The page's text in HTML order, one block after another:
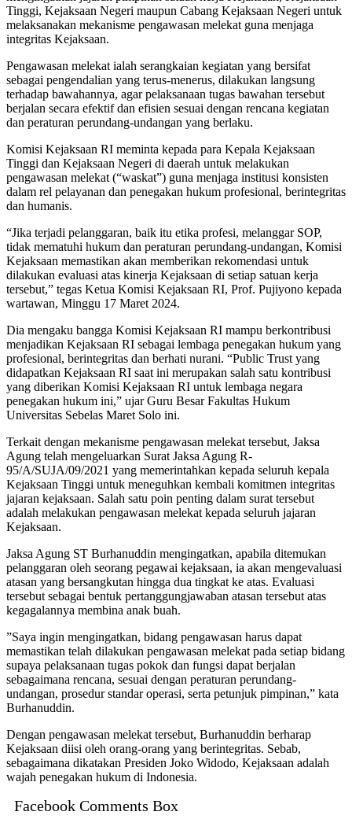
Tinggi, Kejaksaan Negeri maupun Cabang Kejaksaan Negeri untuk
melaksanakan mekanisme pengawasan melekat guna menjaga
integritas Kejaksaan.
Pengawasan melekat ialah serangkaian kegiatan yang bersifat
sebagai pengendalian yang terus-menerus, dilakukan langsung
terhadap bawahannya, agar pelaksanaan tugas bawahan tersebut
berjalan secara efektif dan efisien sesuai dengan rencana kegiatan
dan peraturan perundang-undangan yang berlaku.
Komisi Kejaksaan RI meminta kepada para Kepala Kejaksaan
Tinggi dan Kejaksaan Negeri di daerah untuk melakukan
pengawasan melekat (“waskat”) guna menjaga institusi konsisten
dalam rel pelayanan dan penegakan hukum profesional, berintegritas
dan humanis.
“Jika terjadi pelanggaran, baik itu etika profesi, melanggar SOP,
tidak mematuhi hukum dan peraturan perundang-undangan, Komisi
Kejaksaan memastikan akan memberikan rekomendasi untuk
dilakukan evaluasi atas kinerja Kejaksaan di setiap satuan kerja
tersebut,” tegas Ketua Komisi Kejaksaan RI, Prof. Pujiyono kepada
wartawan, Minggu 17 Maret 2024.
Dia mengaku bangga Komisi Kejaksaan RI mampu berkontribusi
menjadikan Kejaksaan RI sebagai lembaga penegakan hukum yang
profesional, berintegritas dan berhati nurani. “Public Trust yang
didapatkan Kejaksaan RI saat ini merupakan salah satu kontribusi
yang diberikan Komisi Kejaksaan RI untuk lembaga negara
penegakan hukum ini,” ujar Guru Besar Fakultas Hukum
Universitas Sebelas Maret Solo ini.
Terkait dengan mekanisme pengawasan melekat tersebut, Jaksa
Agung telah mengeluarkan Surat Jaksa Agung R-
95/A/SUJA/09/2021 yang memerintahkan kepada seluruh kepala
Kejaksaan Tinggi untuk meneguhkan kembali komitmen integritas
jajaran kejaksaan. Salah satu poin penting dalam surat tersebut
adalah melakukan pengawasan melekat kepada seluruh jajaran
Kejaksaan.
Jaksa Agung ST Burhanuddin mengingatkan, apabila ditemukan
pelanggaran oleh seorang pegawai kejaksaan, ia akan mengevaluasi
atasan yang bersangkutan hingga dua tingkat ke atas. Evaluasi
tersebut sebagai bentuk pertanggungjawaban atasan tersebut atas
kegagalannya membina anak buah.
”Saya ingin mengingatkan, bidang pengawasan harus dapat
memastikan telah dilakukan pengawasan melekat pada setiap bidang
supaya pelaksanaan tugas pokok dan fungsi dapat berjalan
sebagaimana rencana, sesuai dengan peraturan perundang-
undangan, prosedur standar operasi, serta petunjuk pimpinan,” kata
Burhanuddin.
Dengan pengawasan melekat tersebut, Burhanuddin berharap
Kejaksaan diisi oleh orang-orang yang berintegritas. Sebab,
sebagaimana dikatakan Presiden Joko Widodo, Kejaksaan adalah
wajah penegakan hukum di Indonesia.
Facebook Comments Box